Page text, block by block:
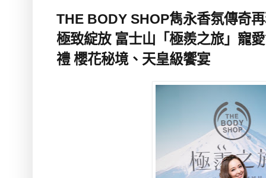
THE BODY SHOP雋永香氛傳奇
極致綻放 富士山「極羨之旅」寵
禮 櫻花秘境、天皇級饗宴